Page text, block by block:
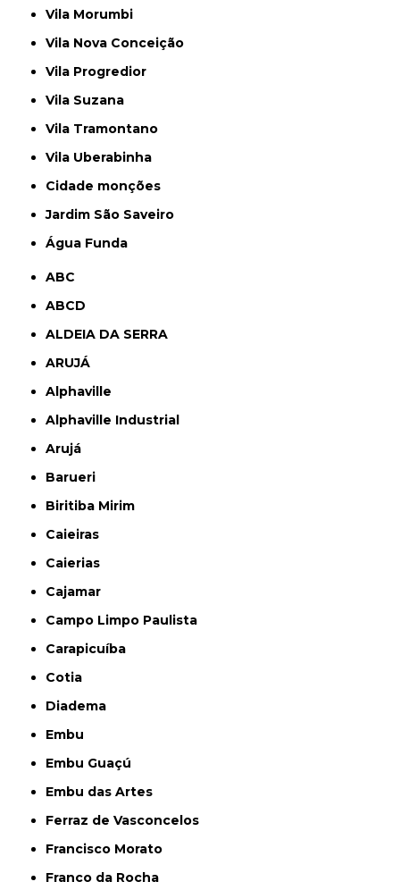
Vila Morumbi
Vila Nova Conceição
Vila Progredior
Vila Suzana
Vila Tramontano
Vila Uberabinha
cidade monções
jardim São Saveiro
Água Funda
ABC
ABCD
ALDEIA DA SERRA
ARUJÁ
Alphaville
Alphaville Industrial
Arujá
Barueri
Biritiba Mirim
Caieiras
Caierias
Cajamar
Campo Limpo Paulista
Carapicuíba
Cotia
Diadema
Embu
Embu Guaçú
Embu das Artes
Ferraz de Vasconcelos
Francisco Morato
Franco da Rocha